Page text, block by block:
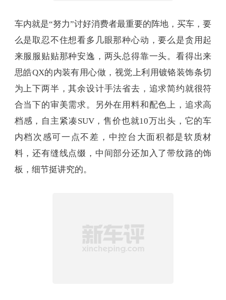
车内就是“努力”讨好消费者最重要的阵地，买车，要
么是取忍不住想看多几眼那种心动，要么是贪用起
来服服贴贴那种安逸，两头总得靠一头。看得出来
思皓QX的内装有用心做，视觉上利用镀铬装饰条切
为上下两半，其余设计手法省去，追求简约就很符
合当下的审美需求。另外在用料和配色上，追求高
档感，自主紧凑SUV，售价也就10万出头，它的车
内档次感可一点不差，中控台大面积都是软质材
料，还有缝线点缀，中间部分还加入了带纹路的饰
板，细节挺讲究的。